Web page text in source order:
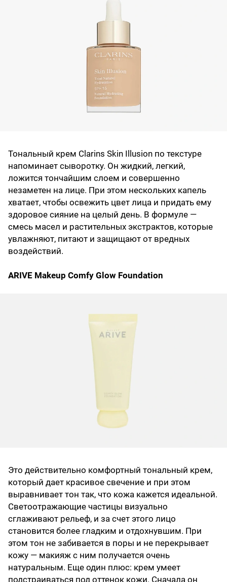
Тональный крем Clarins Skin Illusion по текстуре
напоминает сыворотку. Он жидкий, легкий,
ложится тончайшим слоем и совершенно
незаметен на лице. При этом нескольких капель
хватает, чтобы освежить цвет лица и придать ему
здоровое сияние на целый день. В формуле —
смесь масел и растительных экстрактов, которые
увлажняют, питают и защищают от вредных
воздействий.
ARIVE Makeup Comfy Glow Foundation
Это действительно комфортный тональный крем,
который дает красивое свечение и при этом
выравнивает тон так, что кожа кажется идеальной.
Светоотражающие частицы визуально
сглаживают рельеф, и за счет этого лицо
становится более гладким и отдохнувшим. При
этом тон не забивается в поры и не перекрывает
кожу — макияж с ним получается очень
натуральным. Еще один плюс: крем умеет
подстраиваться под оттенок кожи. Сначала он